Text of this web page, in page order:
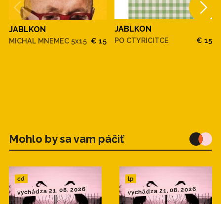
JABLKON
MICHAL MNEMEC 5x15 € 15
JABLKON
PO CTYRICITCE € 15
Mohlo by sa vam páčiť
cd
vychádza 21. 08. 2026
lp
vychádza 21. 08. 2026